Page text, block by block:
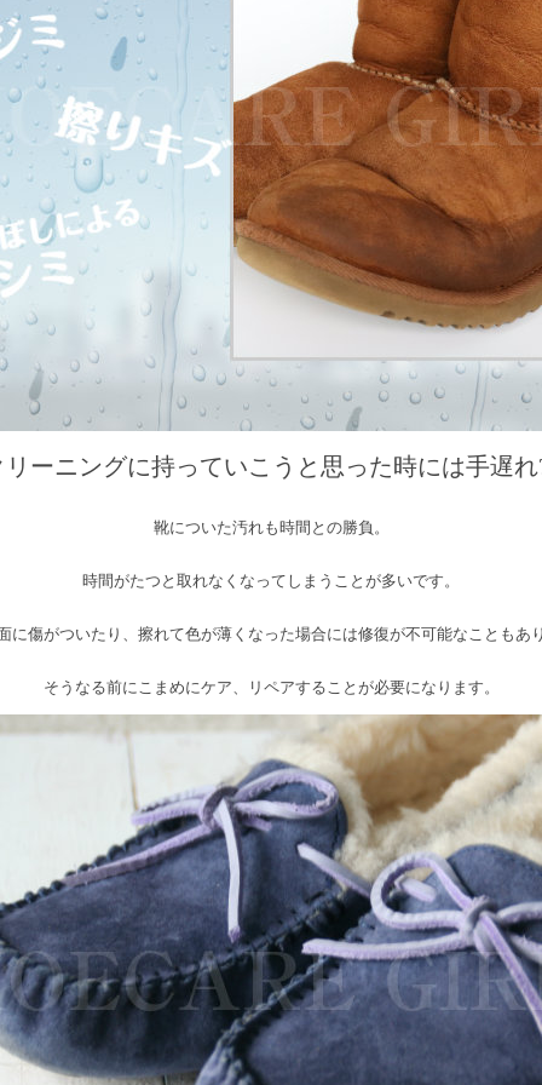
リーニングに持っていこうと思った時には手遅れ
靴についた汚れも時間との勝負。
時間がたつと取れなくなってしまうことが多いです。
に傷がついたり、擦れて色が薄くなった場合には修復が不可能なこともあ
そうなる前にこまめにケア、リペアすることが必要になります。